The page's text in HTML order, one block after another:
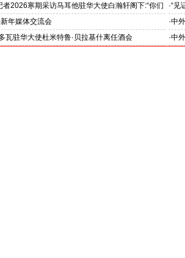
流的使者”
奥
者2026寒期采访马耳他驻华大使白瀚轩阁下:“你们
”
·“见
罗斯
年媒体交流会 ·中
瓦驻华大使杜米特鲁·贝拉基什离任酒会 ·中